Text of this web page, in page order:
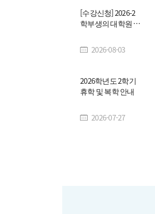
[수강신청] 2026-2
학부생의 대학원 교
(석사과정 전공과목
이수신청)
2026-08-03
2026학년도 2학기
휴학 및 복학 안내
2026-07-27